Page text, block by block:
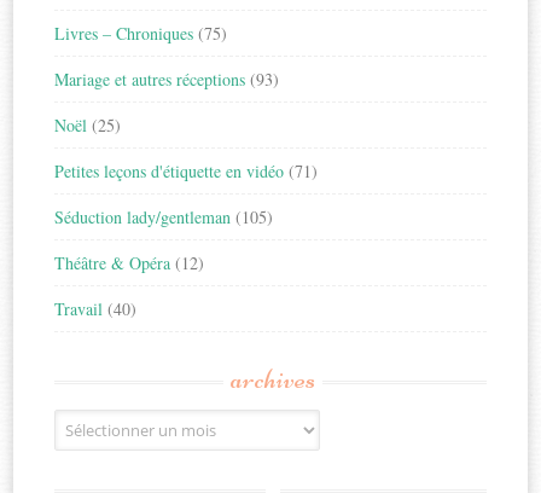
Livres – Chroniques (75)
Mariage et autres réceptions (93)
Noël (25)
Petites leçons d'étiquette en vidéo (71)
Séduction lady/gentleman (105)
Théâtre & Opéra (12)
Travail (40)
archives
Archives